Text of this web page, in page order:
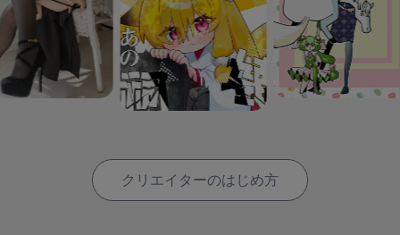
クリエイターのはじめ方